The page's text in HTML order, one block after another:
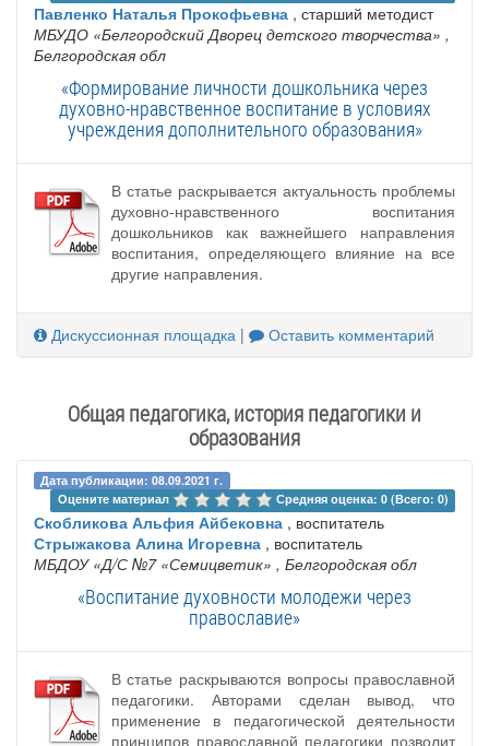
Павленко Наталья Прокофьевна , старший методист
МБУДО «Белгородский Дворец детского творчества» ,
Белгородская обл
«Формирование личности дошкольника через
духовно-нравственное воспитание в условиях
учреждения дополнительного образования»
В статье раскрывается актуальность проблемы
духовно-нравственного воспитания
дошкольников как важнейшего направления
воспитания, определяющего влияние на все
другие направления.
Дискуссионная площадка | Оставить комментарий
Общая педагогика, история педагогики и
образования
Дата публикации: 08.09.2021 г.
Оцените материал
Средняя оценка: 0 (Всего: 0)
Скобликова Альфия Айбековна , воспитатель
Стрыжакова Алина Игоревна , воспитатель
МБДОУ «Д/С №7 «Семицветик» , Белгородская обл
«Воспитание духовности молодежи через
православие»
В статье раскрываются вопросы православной
педагогики. Авторами сделан вывод, что
применение в педагогической деятельности
принципов православной педагогики позволит